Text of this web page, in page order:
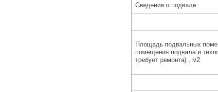
Сведения о подвале
Площадь подвальных
помещения подвала и
требует ремонта) , м2